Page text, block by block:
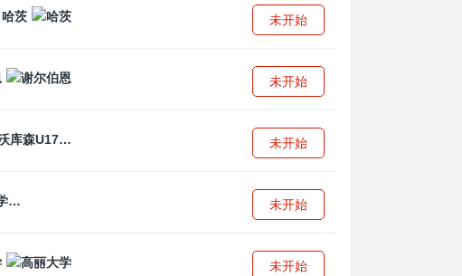
哈茨 未开始
未开始
拜耳04勒沃库森U17 未开始
菲律宾大学 未开始
未开始